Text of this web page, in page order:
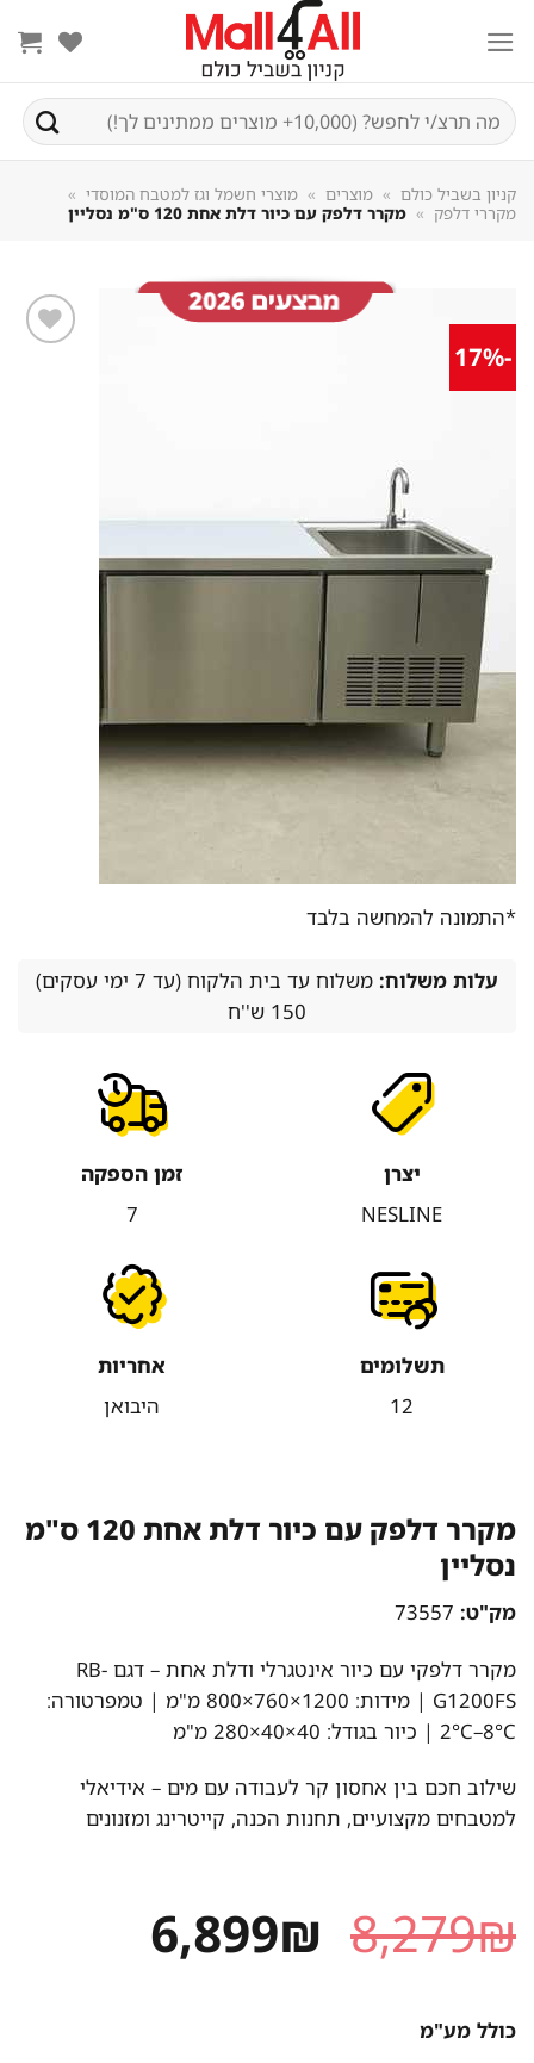
חיפוש
עבור:
קניון בשביל כולם מוצרים מוצרי חשמל וגז למטבח המוסדי
מקררי דלפק
מקרר דלפק עם כיור דלת אחת 120 ס"מ נסליין
*התמונה להמחשה בלבד
עלות משלוח:
משלוח עד בית הלקוח (עד 7 ימי עסקים)
150 ש''ח
יצרן
NESLINE
זמן הספקה
7
תשלומים
12
אחריות
היבואן
מקרר דלפק עם כיור דלת אחת 120 ס"מ
נסליין
מק"ט:73557
מקרר דלפקי עם כיור אינטגרלי ודלת אחת – דגם RB-
G1200FS | מידות: 1200×760×800 מ"מ | טמפרטורה:
‎2°C–8°C | כיור בגודל: 40×40×280 מ"מ
שילוב חכם בין אחסון קר לעבודה עם מים – אידיאלי
למטבחים מקצועיים, תחנות הכנה, קייטרינג ומזנונים
8,279₪ המחיר
המקורי
6,899₪ המחיר
כולל מע"מ